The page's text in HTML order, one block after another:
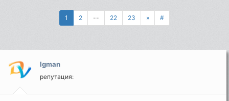
1 2 -- 22 23 » #
Igman
репутация: